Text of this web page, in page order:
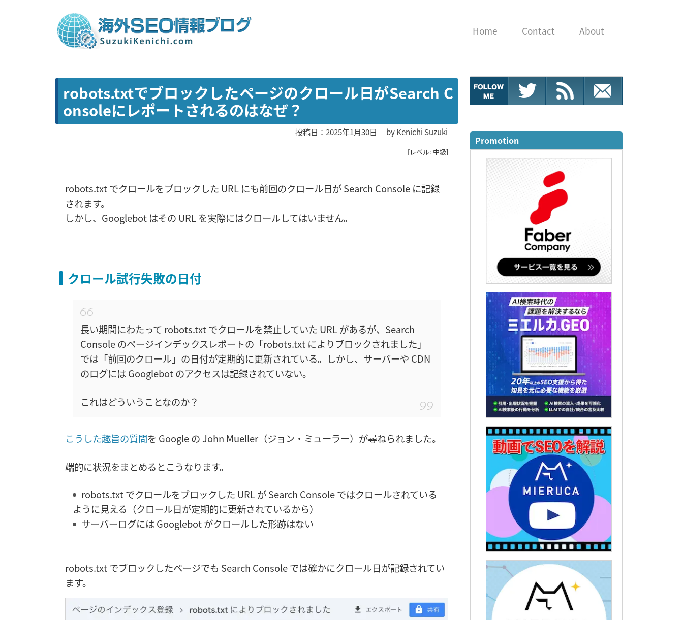
Home Contact About
robots.txtでブロックしたページのクロール日がSearch C
onsoleにレポートされるのはなぜ？
投稿日：2025年1月30日 byKenichi Suzuki
[レベル: 中級]
robots.txt でクロールをブロックした URL にも前回のクロール日が Search Console に記録
されます。
しかし、Googlebot はその URL を実際にはクロールしてはいません。
クロール試行失敗の日付
長い期間にわたって robots.txt でクロールを禁止していた URL があるが、Search
Console のページインデックスレポートの「robots.txt によりブロックされました」
では「前回のクロール」の日付が定期的に更新されている。しかし、サーバーや CDN
のログには Googlebot のアクセスは記録されていない。
これはどういうことなのか？
こうした趣旨の質問を Google の John Mueller（ジョン・ミューラー）が尋ねられました。
端的に状況をまとめるとこうなります。
robots.txt でクロールをブロックした URL が Search Console ではクロールされている
ように見える（クロール日が定期的に更新されているから）
サーバーログには Googlebot がクロールした形跡はない
robots.txt でブロックしたページでも Search Console では確かにクロール日が記録されてい
ます。
Promotion